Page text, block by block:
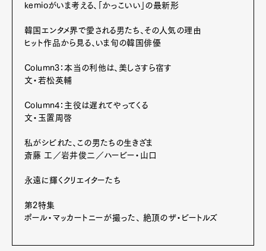
Pen Membership
Magazine
Official Columnist
About
Pen Meet
kemioがいま考える、「かっこいい」の最新形
韓国エンタメ界で愛される男たち、その人気の理由
ヒット作品から見る、いま旬の韓国俳優
Column3：本当の利他は、美しさすら宿す
文・若松英輔
Column4：主役は遅れてやってくる
文・玉置周啓
私がシビれた、この男たちの生きざま
斎藤 工／岩井俊二／ハービー・山口
永遠に輝くクリエイターたち
第2特集
ポール・マッカートニーが撮った、 絶頂のザ・ビートルズ